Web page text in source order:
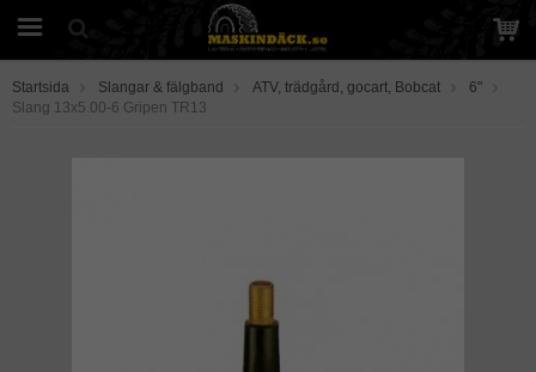
Startsida Slangar & fälgband ATV, trädgård, gocart, Bobcat
6"
Slang 13x5.00-6 Gripen TR13